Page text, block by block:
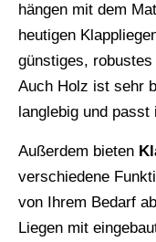
hängen mit dem
heutigen
günstiges,
Auch Holz ist sehr
langlebig und
Außerdem bieten
verschiedene
von Ihrem Bedarf
Liegen mit